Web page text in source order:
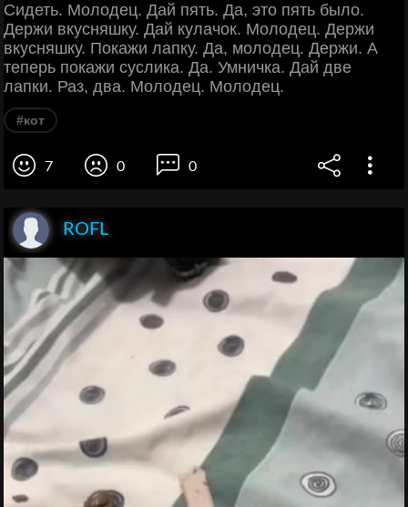
Сидеть. Молодец. Дай пять. Да, это пять было.
Держи вкусняшку. Дай кулачок. Молодец. Держи
вкусняшку. Покажи лапку. Да, молодец. Держи. А
теперь покажи суслика. Да. Умничка. Дай две
лапки. Раз, два. Молодец. Молодец.
#кот
7 0 0
ROFL